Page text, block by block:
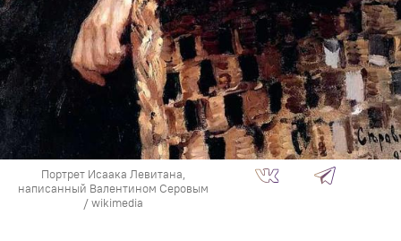
Портрет Исаака Левитана,
написанный Валентином Серовым
/ wikimedia